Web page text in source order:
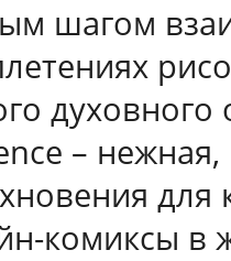
шагом
– нежная,
для
комиксы в